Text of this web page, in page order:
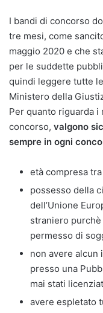
I bandi di concorso
tre mesi, come
maggio 2020 e che
per le suddette
quindi leggere tutte
Ministero della
Per quanto riguarda
concorso, valgono
sempre in ogni
età compresa
possesso della
dell’Unione
straniero
permesso di
non avere alcun
presso una
mai stati
avere espletato